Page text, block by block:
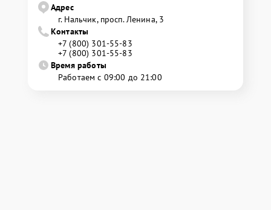
Адрес
г. Нальчик, просп. Ленина, 3
Контакты
+7 (800) 301-55-83
+7 (800) 301-55-83
Время работы
Работаем с 09:00 до 21:00